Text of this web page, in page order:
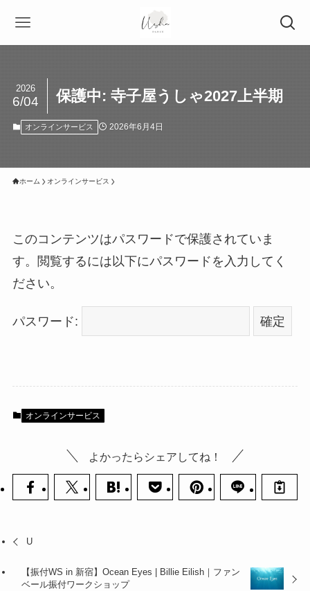
保護中: 寺子屋うしゃ2027上半期
2026
6/04
オンラインサービス 2026年6月4日
ホーム オンラインサービス
このコンテンツはパスワードで保護されていま
す。閲覧するには以下にパスワードを入力してく
ださい。
パスワード:
オンラインサービス
よかったらシェアしてね！
U
【振付WS in 新宿】Ocean Eyes | Billie Eilish｜ファン
ベール振付ワークショップ